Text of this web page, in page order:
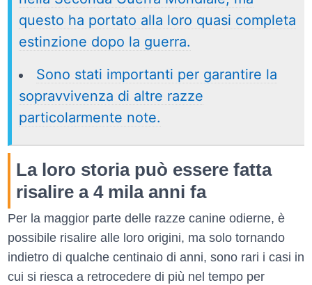
questo ha portato alla loro quasi completa
estinzione dopo la guerra.
Sono stati importanti per garantire la
sopravvivenza di altre razze
particolarmente note.
La loro storia può essere fatta
risalire a 4 mila anni fa
Per la maggior parte delle razze canine odierne, è
possibile risalire alle loro origini, ma solo tornando
indietro di qualche centinaio di anni, sono rari i casi in
cui si riesca a retrocedere di più nel tempo per